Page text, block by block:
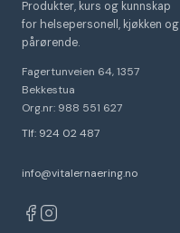
Produkter, kurs og kunnskap
for helsepersonell, kjøkken og
pårørende.
Fagertunveien 64, 1357
Bekkestua
Org.nr: 988 551 627
Tlf: 924 02 487
info@vitalernaering.no